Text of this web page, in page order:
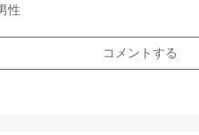
性